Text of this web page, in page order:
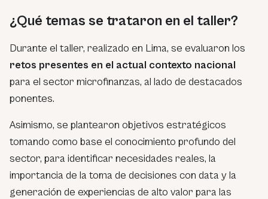
¿Qué temas se trataron en el taller?
Durante el taller, realizado en Lima, se evaluaron los
retos presentes en el actual contexto nacional
para el sector microfinanzas, al lado de destacados
ponentes.
Asimismo, se plantearon objetivos estratégicos
tomando como base el conocimiento profundo del
sector, para identificar necesidades reales, la
importancia de la toma de decisiones con data y la
generación de experiencias de alto valor para las